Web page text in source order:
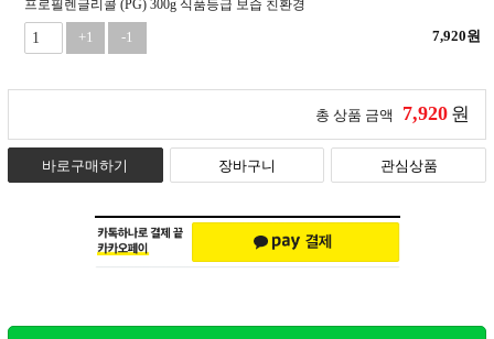
프로필렌글리콜 (PG) 300g 식품등급 보습 친환경
+1 -1 7,920원
총 상품 금액 7,920 원
바로구매하기 장바구니 관심상품